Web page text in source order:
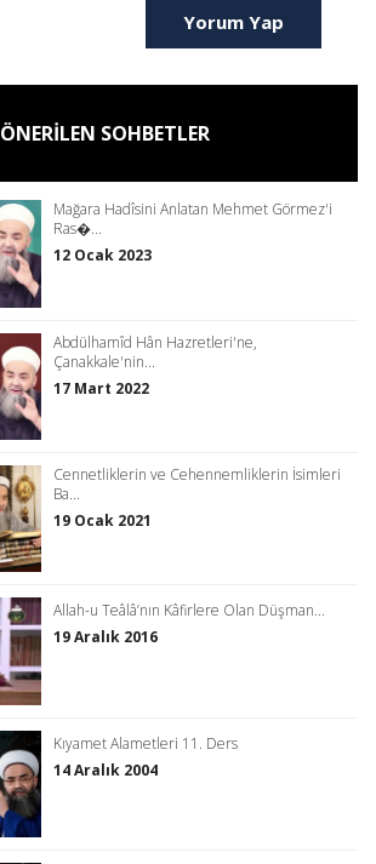
Yorum Yap
ÖNERİLEN SOHBETLER
Mağara Hadîsini Anlatan Mehmet Görmez'i
Ras�...
12 Ocak 2023
Abdülhamîd Hân Hazretleri'ne,
Çanakkale'nin...
17 Mart 2022
Cennetliklerin ve Cehennemliklerin İsimleri
Ba...
19 Ocak 2021
Allah-u Teâlâ’nın Kâfirlere Olan Düşman...
19 Aralık 2016
Kıyamet Alametleri 11. Ders
14 Aralık 2004